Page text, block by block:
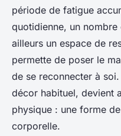
période de fatigue
quotidienne, un nombre
ailleurs un espace de
permette de poser le
de se reconnecter à
décor habituel, devient
physique : une forme
corporelle.